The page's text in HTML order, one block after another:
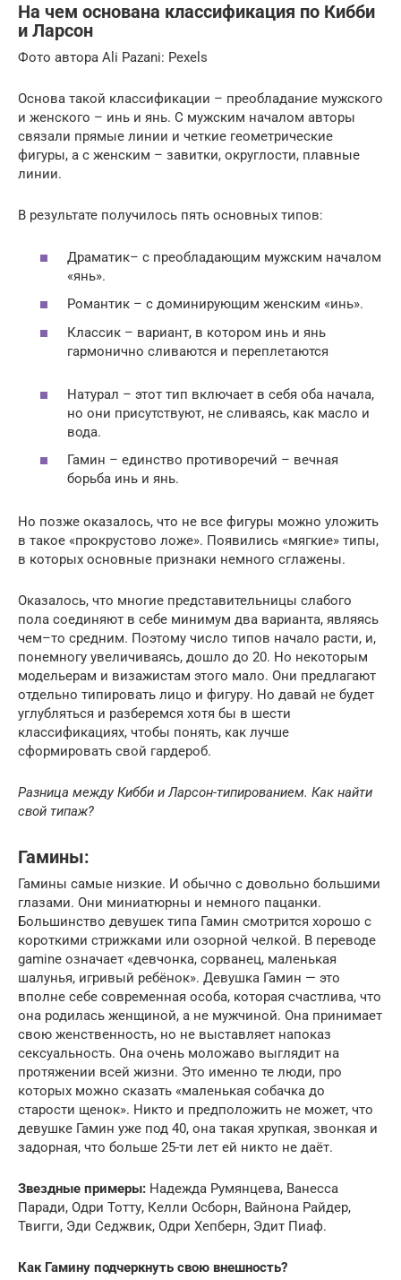
На чем основана классификация по Кибби
и Ларсон
Фото автора Ali Pazani: Pexels
Основа такой классификации – преобладание мужского
и женского – инь и янь. С мужским началом авторы
связали прямые линии и четкие геометрические
фигуры, а с женским – завитки, округлости, плавные
линии.
В результате получилось пять основных типов:
Драматик– с преобладающим мужским началом
«янь».
Романтик – с доминирующим женским «инь».
Классик – вариант, в котором инь и янь
гармонично сливаются и переплетаются
Натурал – этот тип включает в себя оба начала,
но они присутствуют, не сливаясь, как масло и
вода.
Гамин – единство противоречий – вечная
борьба инь и янь.
Но позже оказалось, что не все фигуры можно уложить
в такое «прокрустово ложе». Появились «мягкие» типы,
в которых основные признаки немного сглажены.
Оказалось, что многие представительницы слабого
пола соединяют в себе минимум два варианта, являясь
чем–то средним. Поэтому число типов начало расти, и,
понемногу увеличиваясь, дошло до 20. Но некоторым
модельерам и визажистам этого мало. Они предлагают
отдельно типировать лицо и фигуру. Но давай не будет
углубляться и разберемся хотя бы в шести
классификациях, чтобы понять, как лучше
сформировать свой гардероб.
Разница между Кибби и Ларсон-типированием. Как найти
свой типаж?
Гамины:
Гамины самые низкие. И обычно с довольно большими
глазами. Они миниатюрны и немного пацанки.
Большинство девушек типа Гамин смотрится хорошо с
короткими стрижками или озорной челкой. В переводе
gamine означает «девчонка, сорванец, маленькая
шалунья, игривый ребёнок». Девушка Гамин — это
вполне себе современная особа, которая счастлива, что
она родилась женщиной, а не мужчиной. Она принимает
свою женственность, но не выставляет напоказ
сексуальность. Она очень моложаво выглядит на
протяжении всей жизни. Это именно те люди, про
которых можно сказать «маленькая собачка до
старости щенок». Никто и предположить не может, что
девушке Гамин уже под 40, она такая хрупкая, звонкая и
задорная, что больше 25-ти лет ей никто не даёт.
Звездные примеры: Надежда Румянцева, Ванесса
Паради, Одри Тотту, Келли Осборн, Вайнона Райдер,
Твигги, Эди Седжвик, Одри Хепберн, Эдит Пиаф.
Как Гамину подчеркнуть свою внешность?